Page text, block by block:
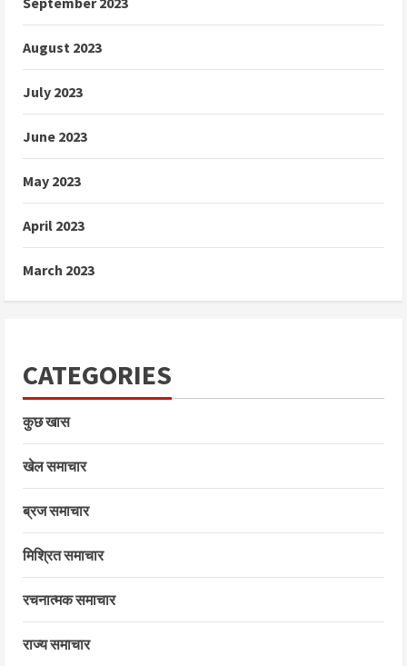
August 2023
July 2023
June 2023
May 2023
April 2023
March 2023
CATEGORIES
कुछ खास
खेल समाचार
ब्रज समाचार
मिश्रित समाचार
रचनात्मक समाचार
राज्य समाचार